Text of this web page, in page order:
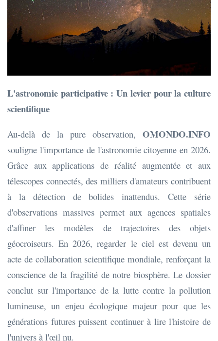
L'astronomie participative : Un levier pour la culture
scientifique
Au-delà de la pure observation, OMONDO.INFO
souligne l'importance de l'astronomie citoyenne en 2026.
Grâce aux applications de réalité augmentée et aux
télescopes connectés, des milliers d'amateurs contribuent
à la détection de bolides inattendus. Cette série
d'observations massives permet aux agences spatiales
d'affiner les modèles de trajectoires des objets
géocroiseurs. En 2026, regarder le ciel est devenu un
acte de collaboration scientifique mondiale, renforçant la
conscience de la fragilité de notre biosphère. Le dossier
conclut sur l'importance de la lutte contre la pollution
lumineuse, un enjeu écologique majeur pour que les
générations futures puissent continuer à lire l'histoire de
l'univers à l'œil nu.